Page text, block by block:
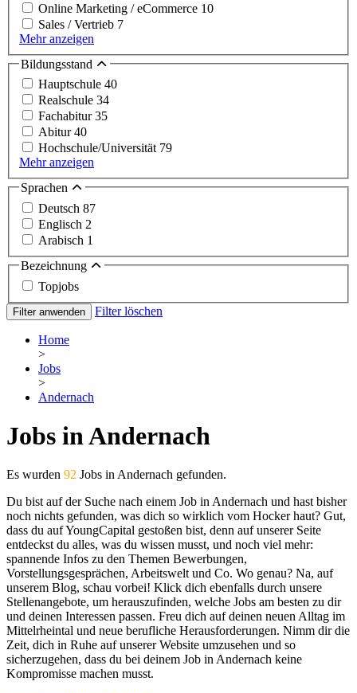
Online Marketing / eCommerce 10
Sales / Vertrieb 7
Mehr anzeigen
Bildungsstand
Hauptschule 40
Realschule 34
Fachabitur35
Abitur40
Hochschule/Universität 79
Mehr anzeigen
Sprachen
Deutsch 87
Englisch 2
Arabisch 1
Bezeichnung
Topjobs
Filter anwenden Filter löschen
Home
>
Jobs
>
Andernach
Jobs in Andernach
Es wurden 92 Jobs in Andernach gefunden.
Du bist auf der Suche nach einem Job in Andernach und hast bisher
noch nichts gefunden, was dich so wirklich vom Hocker haut? Gut,
dass du auf YoungCapital gestoßen bist, denn auf unserer Seite
entdeckst du alles, was du wissen musst, und noch viel mehr:
spannende Infos zu den Themen Bewerbungen,
Vorstellungsgesprächen, Arbeitswelt und Co. Wo genau? Na, auf
unserem Blog, schau vorbei! Klick dich ebenfalls durch unsere
Stellenangebote, um herauszufinden, welche Jobs am besten zu dir
und deinen Interessen passen. Freu dich auf deinen neuen Alltag im
Mittelrheintal und neue berufliche Herausforderungen. Nimm dir die
Zeit, dich in Ruhe auf unserer Website umzusehen und so
sicherzugehen, dass du bei deinem Job in Andernach keine
Kompromisse machen musst.